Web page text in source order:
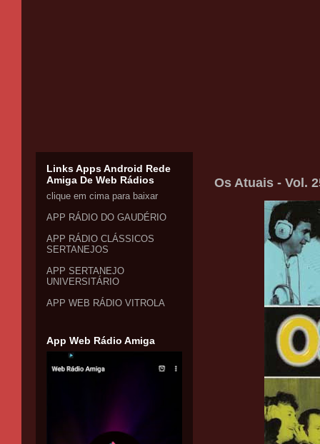
Os Atuais - Vol.
Links Apps Android Rede
Amiga De Web Rádios
clique em cima para baixar
APP RÁDIO DO GAUDÉRIO
APP RÁDIO CLÁSSICOS
SERTANEJOS
APP SERTANEJO
UNIVERSITÁRIO
APP WEB RÁDIO VITROLA
App Web Rádio Amiga